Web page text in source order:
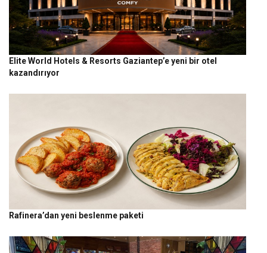
Elite World Hotels & Resorts Gaziantep’e yeni bir otel
kazandırıyor
Rafinera’dan yeni beslenme paketi